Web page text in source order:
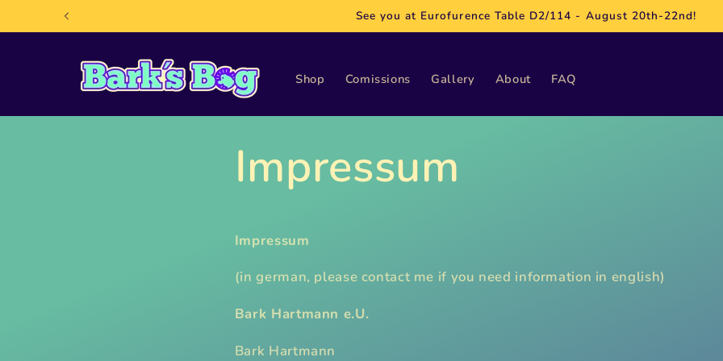
Skip to
content
See you at Eurofurence Table D2/114 - August 20th-22nd!
Shop Comissions Gallery About FAQ
Impressum
Impressum
(in german, please contact me if you need information in english)
Bark Hartmann e.U.
Bark Hartmann